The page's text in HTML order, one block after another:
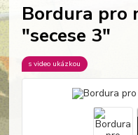
Bordura pro
"secese 3"
s video ukázkou